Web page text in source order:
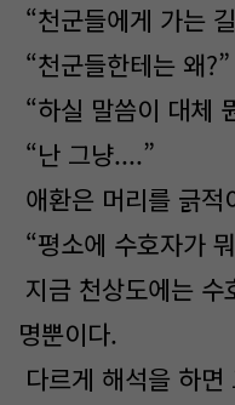
“천군들에게 가는
“천군들한테는 왜?”
“하실 말씀이 대체
“난 그냥....”
애환은 머리를 긁
“평소에 수호자가
지금 천상도에는
명뿐이다.
다르게 해석을 하